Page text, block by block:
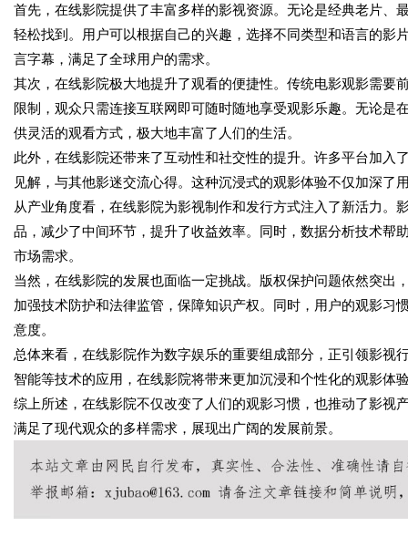
首先，在线影院提供了丰富多样的影视资源。无论是经典老片、
轻松找到。用户可以根据自己的兴趣，选择不同类型和语言的影
言字幕，满足了全球用户的需求。
其次，在线影院极大地提升了观看的便捷性。传统电影观影需要
限制，观众只需连接互联网即可随时随地享受观影乐趣。无论
供灵活的观看方式，极大地丰富了人们的生活。
此外，在线影院还带来了互动性和社交性的提升。许多平台加
见解，与其他影迷交流心得。这种沉浸式的观影体验不仅加深了
从产业角度看，在线影院为影视制作和发行方式注入了新活力
品，减少了中间环节，提升了收益效率。同时，数据分析技术帮
市场需求。
当然，在线影院的发展也面临一定挑战。版权保护问题依然突
加强技术防护和法律监管，保障知识产权。同时，用户的观影
意度。
总体来看，在线影院作为数字娱乐的重要组成部分，正引领影
智能等技术的应用，在线影院将带来更加沉浸和个性化的观影体
综上所述，在线影院不仅改变了人们的观影习惯，也推动了影视
满足了现代观众的多样需求，展现出广阔的发展前景。